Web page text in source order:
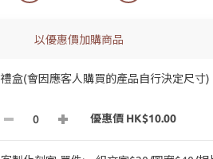
以優惠價加購商品
禮盒(會因應客人購買的產品自行決定尺寸)
優惠價 HK$10.00